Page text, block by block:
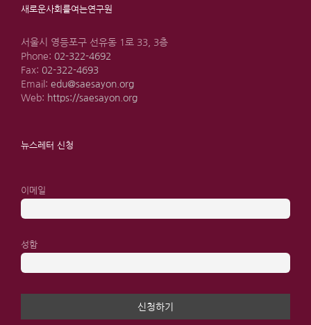
새로운사회를여는연구원
서울시 영등포구 선유동 1로 33, 3층
Phone: 02-322-4692
Fax: 02-322-4693
Email: edu@saesayon.org
Web: https://saesayon.org
뉴스레터 신청
이메일
성함